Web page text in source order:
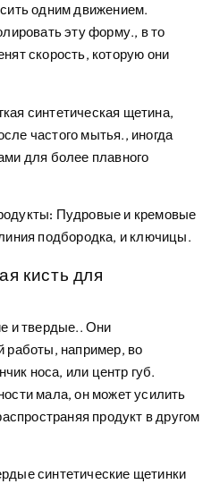
одним движением.
эту форму., в то
скорость, которую они
синтетическая щетина,
частого мытья., иногда
для более плавного
Пудровые и кремовые
подбородка, и ключицы.
кисть для
и твердые.. Они
работы, например, во
носа, или центр губ.
мала, он может усилить
продукт в другом
синтетические щетинки